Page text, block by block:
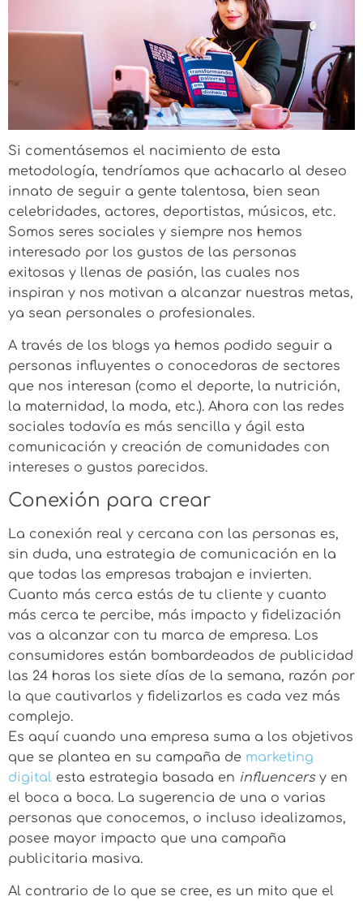
Si comentásemos el nacimiento de esta
metodología, tendríamos que achacarlo al deseo
innato de seguir a gente talentosa, bien sean
celebridades, actores, deportistas, músicos, etc.
Somos seres sociales y siempre nos hemos
interesado por los gustos de las personas
exitosas y llenas de pasión, las cuales nos
inspiran y nos motivan a alcanzar nuestras metas,
ya sean personales o profesionales.
A través de los blogs ya hemos podido seguir a
personas influyentes o conocedoras de sectores
que nos interesan (como el deporte, la nutrición,
la maternidad, la moda, etc.). Ahora con las redes
sociales todavía es más sencilla y ágil esta
comunicación y creación de comunidades con
intereses o gustos parecidos.
Conexión para crear
La conexión real y cercana con las personas es,
sin duda, una estrategia de comunicación en la
que todas las empresas trabajan e invierten.
Cuanto más cerca estás de tu cliente y cuanto
más cerca te percibe, más impacto y fidelización
vas a alcanzar con tu marca de empresa. Los
consumidores están bombardeados de publicidad
las 24 horas los siete días de la semana, razón por
la que cautivarlos y fidelizarlos es cada vez más
complejo.
Es aquí cuando una empresa suma a los objetivos
que se plantea en su campaña de marketing
digital esta estrategia basada en influencersy en
el boca a boca. La sugerencia de una o varias
personas que conocemos, o incluso idealizamos,
posee mayor impacto que una campaña
publicitaria masiva.
Al contrario de lo que se cree, es un mito que el